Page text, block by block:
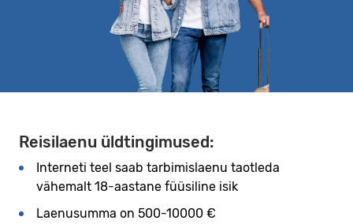
Reisilaenu üldtingimused:
Interneti teel saab tarbimislaenu taotleda
vähemalt 18-aastane füüsiline isik
Laenusumma on 500-10000 €